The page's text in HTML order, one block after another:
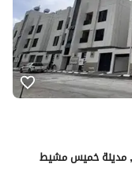
مدينة خميس مشيط